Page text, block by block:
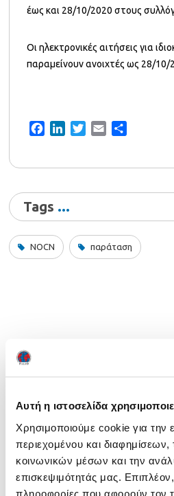
Αυτή η ιστοσελίδα
Χρησιμοποιούμε cookie για την
περιεχομένου και
κοινωνικών μέσων και την
επισκεψιμότητάς μας.
πληροφορίες που αφορούν τον
έως και 28/10/2020 στους
Οι ηλεκτρονικές αιτήσεις για
παραμείνουν ανοιχτές ως 28/
FacebookLinkedInTwitterEmail
Tags
NOCN παράταση
Ευρεση
Τελευταία νέα